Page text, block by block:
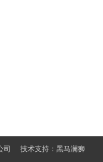
司 技术支持： 黑马澜狮